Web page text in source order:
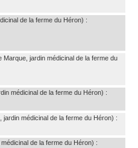
de la ferme du Héron) :
Marque, jardin médicinal de la ferme du
médicinal de la ferme du Héron) :
jardin médicinal de la ferme du Héron) :
de la ferme du Héron) :